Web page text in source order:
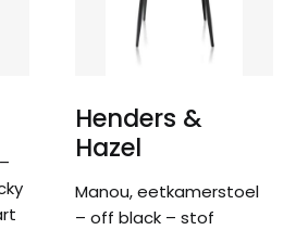
Henders &
Hazel
Manou, eetkamerstoel
– off black – stof